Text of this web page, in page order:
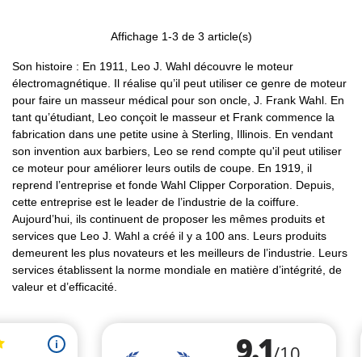
Affichage 1-3 de 3 article(s)
Son histoire : En 1911, Leo J. Wahl découvre le moteur
électromagnétique. Il réalise qu’il peut utiliser ce genre de moteur
pour faire un masseur médical pour son oncle, J. Frank Wahl. En
tant qu’étudiant, Leo conçoit le masseur et Frank commence la
fabrication dans une petite usine à Sterling, Illinois. En vendant
son invention aux barbiers, Leo se rend compte qu'il peut utiliser
ce moteur pour améliorer leurs outils de coupe. En 1919, il
reprend l’entreprise et fonde Wahl Clipper Corporation. Depuis,
cette entreprise est le leader de l’industrie de la coiffure.
Aujourd’hui, ils continuent de proposer les mêmes produits et
services que Leo J. Wahl a créé il y a 100 ans. Leurs produits
demeurent les plus novateurs et les meilleurs de l’industrie. Leurs
services établissent la norme mondiale en matière d’intégrité, de
valeur et d’efficacité.